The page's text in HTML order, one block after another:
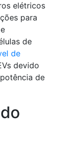
elétricos
para
de
de
devido
de